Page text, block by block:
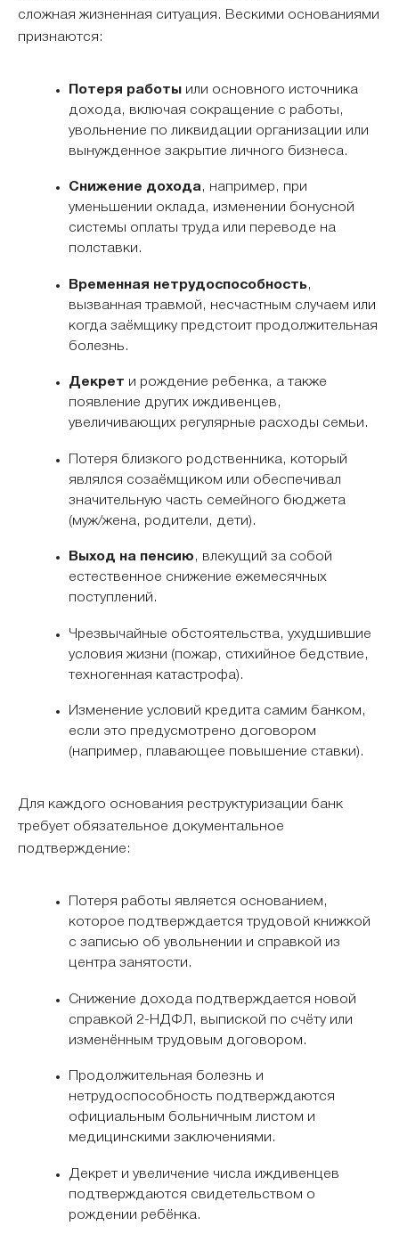
сложная жизненная ситуация. Вескими основаниями
признаются:
Потеря работыили основного источника
дохода, включая сокращение с работы,
увольнение по ликвидации организации или
вынужденное закрытие личного бизнеса.
Снижение дохода, например, при
уменьшении оклада, изменении бонусной
системы оплаты труда или переводе на
полставки.
Временная нетрудоспособность,
вызванная травмой, несчастным случаем или
когда заёмщику предстоит продолжительная
болезнь.
Декрет и рождение ребенка, а также
появление других иждивенцев,
увеличивающих регулярные расходы семьи.
Потеря близкого родственника, который
являлся созаёмщиком или обеспечивал
значительную часть семейного бюджета
(муж/жена, родители, дети).
Выход на пенсию , влекущий за собой
естественное снижение ежемесячных
поступлений.
Чрезвычайные обстоятельства, ухудшившие
условия жизни (пожар, стихийное бедствие,
техногенная катастрофа).
Изменение условий кредита самим банком,
если это предусмотрено договором
(например, плавающее повышение ставки).
Для каждого основания реструктуризации банк
требует обязательное документальное
подтверждение:
Потеря работы является основанием,
которое подтверждается трудовой книжкой
с записью об увольнении и справкой из
центра занятости.
Снижение дохода подтверждается новой
справкой 2-НДФЛ, выпиской по счёту или
изменённым трудовым договором.
Продолжительная болезнь и
нетрудоспособность подтверждаются
официальным больничным листом и
медицинскими заключениями.
Декрет и увеличение числа иждивенцев
подтверждаются свидетельством о
рождении ребёнка.